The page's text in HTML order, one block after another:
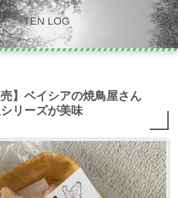
TEN LOG
売】ベイシアの焼鳥屋さん
リーズが美味